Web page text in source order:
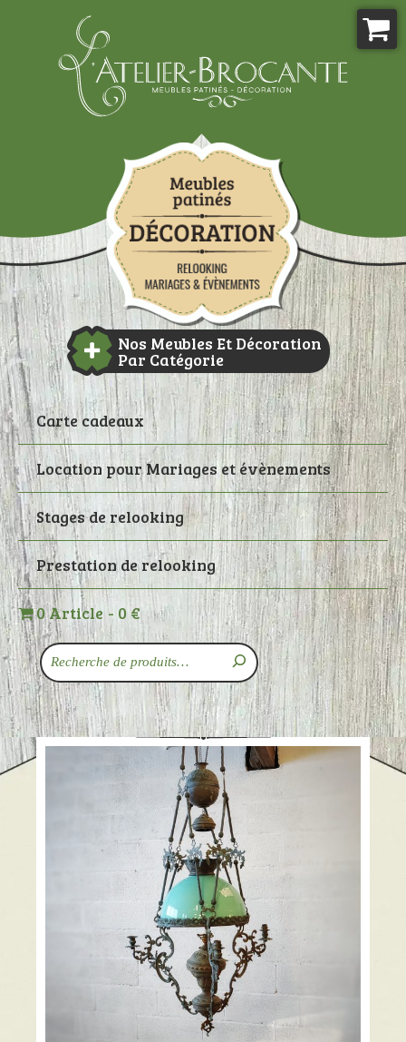
Nos Meubles Et Décoration
Par Catégorie
Carte cadeaux
Location pour Mariages et évènements
Stages de relooking
Prestation de relooking
0 Article 0 €
Recherche